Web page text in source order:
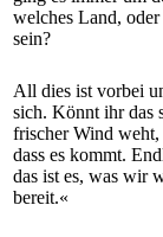
welches Land,
sein?
All dies ist vorbei
sich. Könnt ihr das
frischer Wind weht,
dass es kommt.
das ist es, was wir
bereit.«